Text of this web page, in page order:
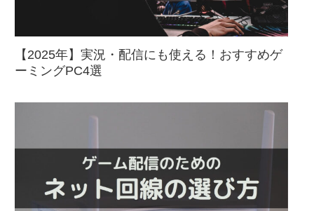
【2025年】実況・配信にも使える！おすすめゲ
ーミングPC4選